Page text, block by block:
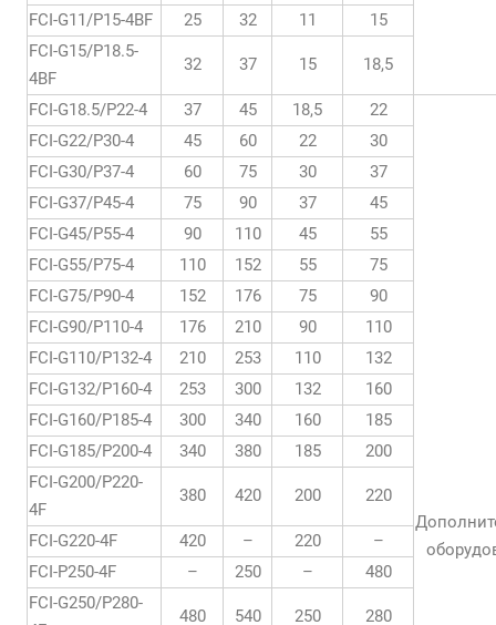
FCI-G11/P15-4BF
25 32 11
15
FCI-G15/P18.5-
4BF
32 37 15 18,5
FCI-G18.5/P22-4 37 45 18,5 22
FCI-G22/P30-4 45 60 22
30
FCI-G30/P37-4
60 75 30
37
FCI-G37/P45-4
75 90 37
45
FCI-G45/P55-4
90 110 45
55
FCI-G55/P75-4
110 152 55
75
FCI-G75/P90-4
152 176 75
90
FCI-G90/P110-4
176 210 90
110
FCI-G110/P132-4
210 253 110
132
FCI-G132/P160-4
253 300 132
160
FCI-G160/P185-4
300 340 160
185
FCI-G185/P200-4
340 380 185
200
FCI-G200/P220-
4F
380 420 200 220
FCI-G220-4F 420 – 220
–
FCI-P250-4F
– 250 –
480
FCI-G250/P280-
480 540 250 280